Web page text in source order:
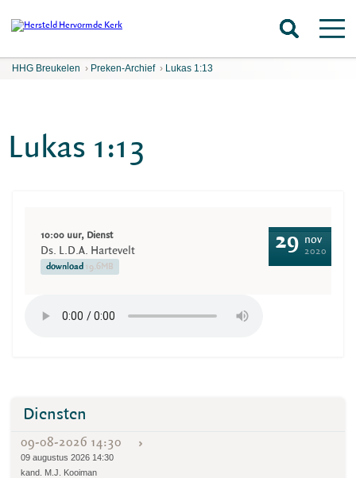
HHG Breukelen › Preken-Archief › Lukas 1:13
Lukas 1:13
10:00 uur, Dienst
Ds. L.D.A. Hartevelt
download 19.6MB
29 nov
2020
Diensten
09-08-2026 14:30
09 augustus 2026 14:30
kand. M.J. Kooiman